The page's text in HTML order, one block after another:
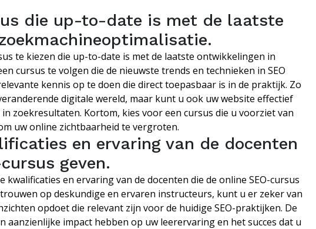
die up-to-date is met de laatste
te kiezen die up-to-date is met de laatste ontwikkelingen in
cursus te volgen die de nieuwste trends en technieken in SEO
kennis op te doen die direct toepasbaar is in de praktijk. Zo
digitale wereld, maar kunt u ook uw website effectief
zoekresultaten. Kortom, kies voor een cursus die u voorziet van
uw online zichtbaarheid te vergroten.
en ervaring van de docenten
geven.
kwalificaties en ervaring van de docenten die de online SEO-cursus
op deskundige en ervaren instructeurs, kunt u er zeker van
opdoet die relevant zijn voor de huidige SEO-praktijken. De
aanzienlijke impact hebben op uw leerervaring en het succes dat u